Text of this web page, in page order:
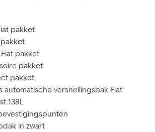
pakket
pakket
pakket
pakket
automatische versnellingsbak Fiat
138L
in zwart